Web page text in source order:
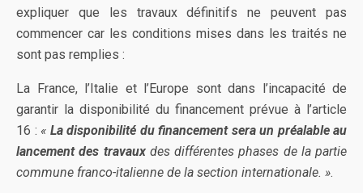
expliquer que les travaux définitifs ne peuvent pas
commencer car les conditions mises dans les traités ne
sont pas remplies :
La France, l’Italie et l’Europe sont dans l’incapacité de
garantir la disponibilité du financement prévue à l’article
16 : « La disponibilité du financement sera un préalable au
lancement des travauxdes différentes phases de la partie
commune franco-italienne de la section internationale. ».